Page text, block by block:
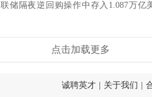
联储隔夜逆回购操作中存入1.087万亿
点击加载更多
诚聘英才 关于我们